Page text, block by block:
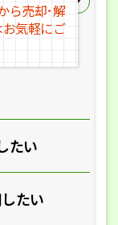
たい
たい
ら売却･解
お気軽にご